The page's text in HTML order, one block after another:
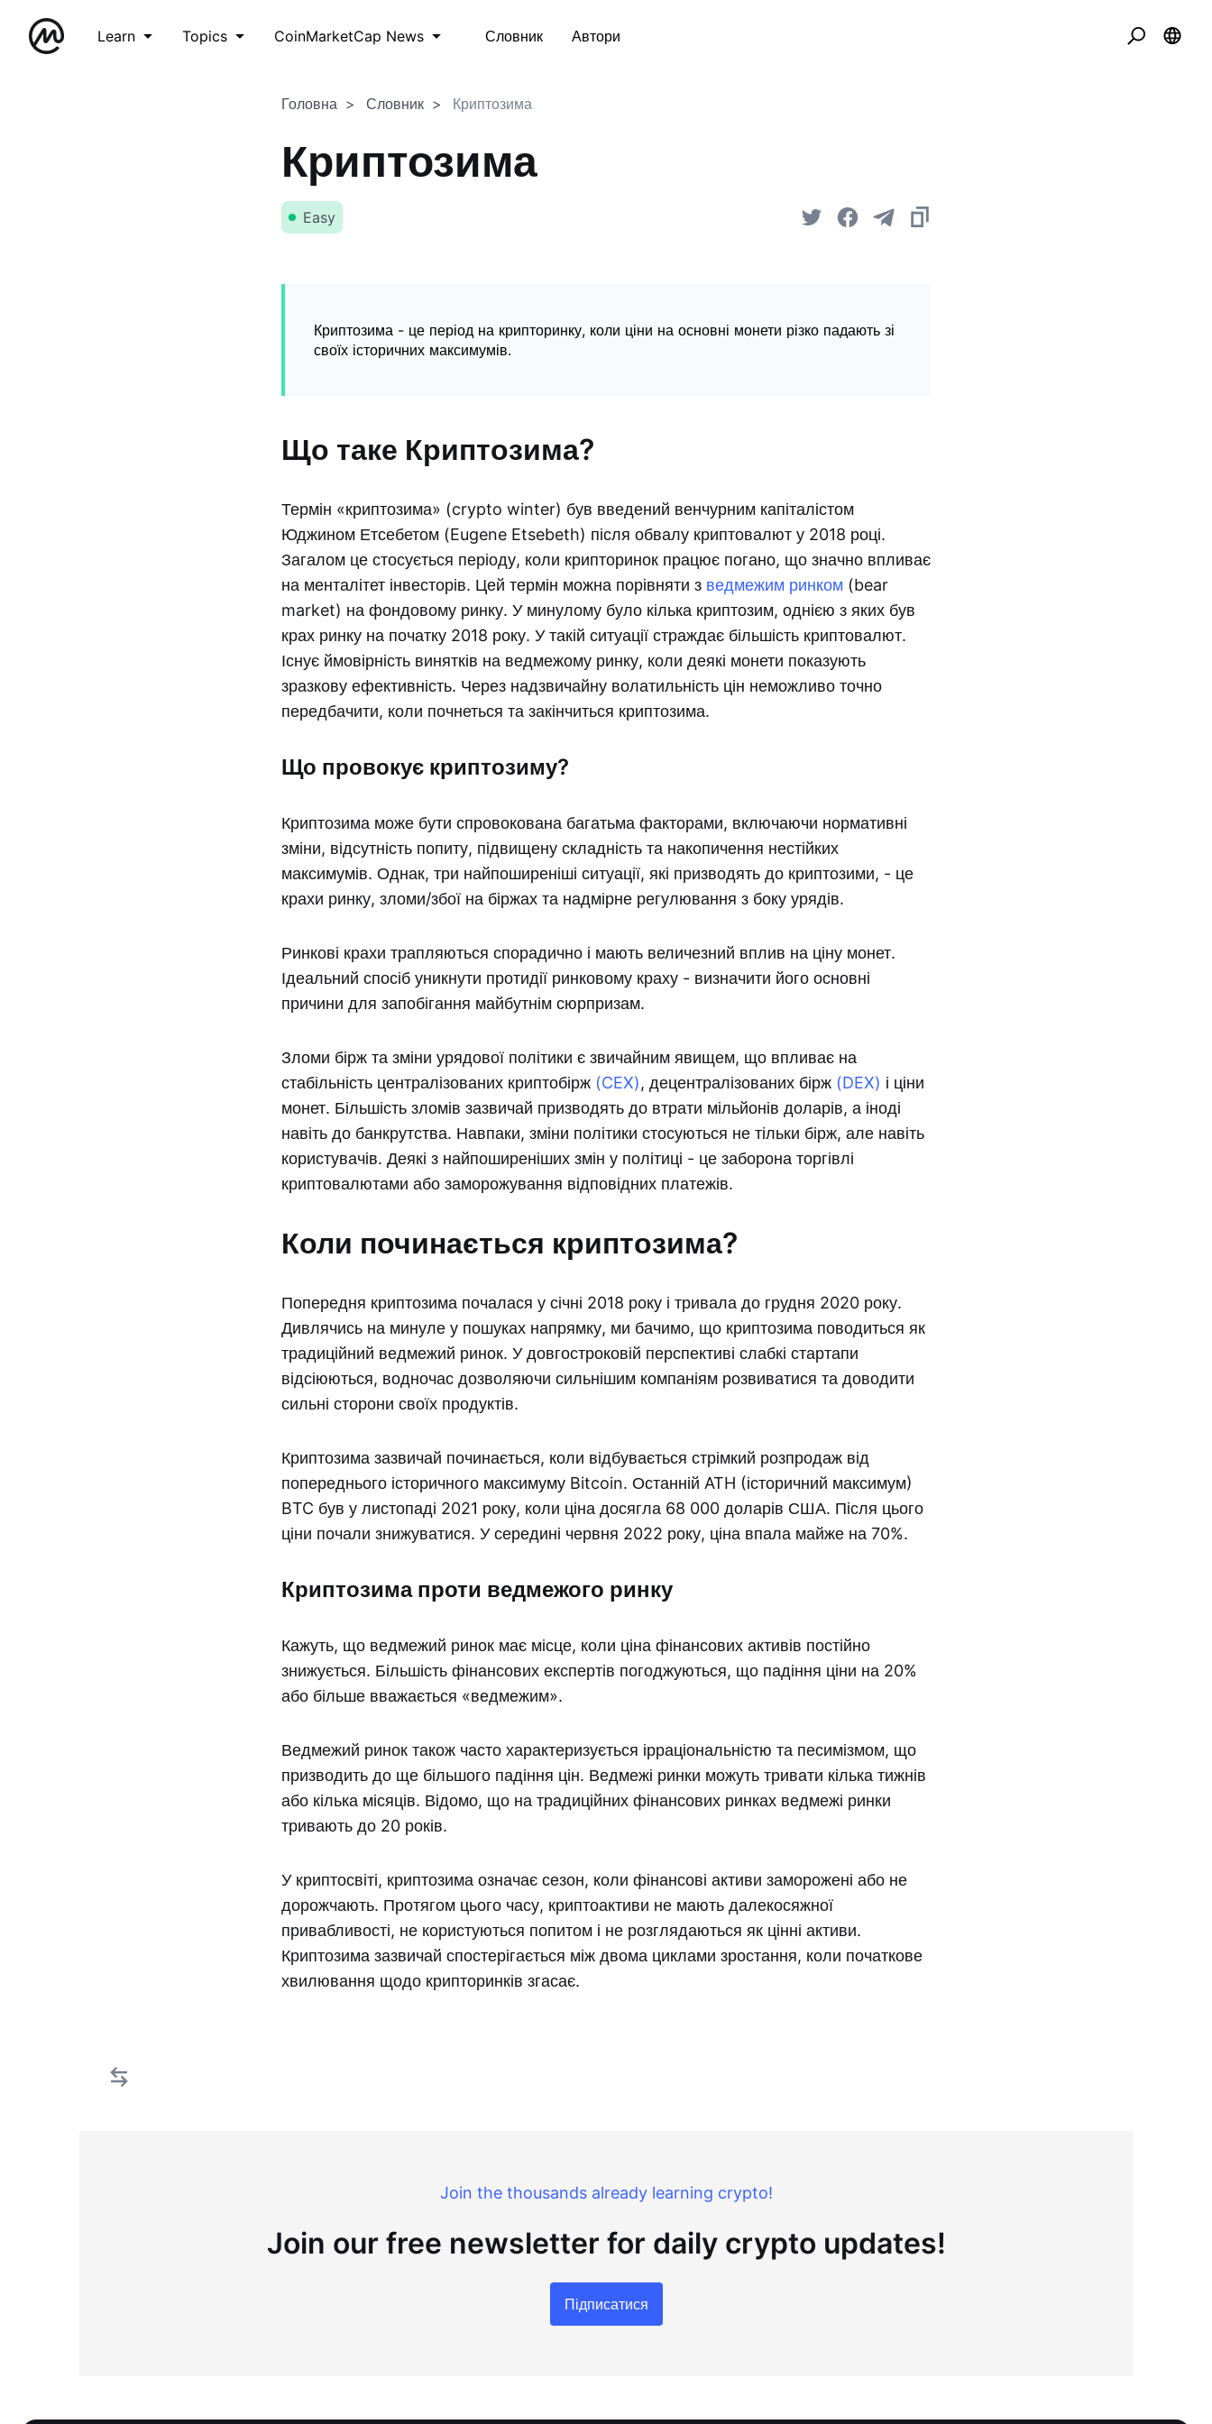
Learn Topics CoinMarketCap News Словник Автори
Головна Словник Криптозима
Криптозима
Easy
Криптозима - це період на крипторинку, коли ціни на основні монети різко падають зі
своїх історичних максимумів.
Що таке Криптозима?
Термін «криптозима» (crypto winter) був введений венчурним капіталістом
Юджином Етсебетом (Eugene Etsebeth) після обвалу криптовалют у 2018 році.
Загалом це стосується періоду, коли крипторинок працює погано, що значно впливає
на менталітет інвесторів. Цей термін можна порівняти з ведмежим ринком (bear
market) на фондовому ринку. У минулому було кілька криптозим, однією з яких був
крах ринку на початку 2018 року. У такій ситуації страждає більшість криптовалют.
Існує ймовірність винятків на ведмежому ринку, коли деякі монети показують
зразкову ефективність. Через надзвичайну волатильність цін неможливо точно
передбачити, коли почнеться та закінчиться криптозима.
Що провокує криптозиму?
Криптозима може бути спровокована багатьма факторами, включаючи нормативні
зміни, відсутність попиту, підвищену складність та накопичення нестійких
максимумів. Однак, три найпоширеніші ситуації, які призводять до криптозими, - це
крахи ринку, зломи/збої на біржах та надмірне регулювання з боку урядів.
Ринкові крахи трапляються спорадично і мають величезний вплив на ціну монет.
Ідеальний спосіб уникнути протидії ринковому краху - визначити його основні
причини для запобігання майбутнім сюрпризам.
Зломи бірж та зміни урядової політики є звичайним явищем, що впливає на
стабільність централізованих криптобірж (CEX), децентралізованих бірж (DEX) і ціни
монет. Більшість зломів зазвичай призводять до втрати мільйонів доларів, а іноді
навіть до банкрутства. Навпаки, зміни політики стосуються не тільки бірж, але навіть
користувачів. Деякі з найпоширеніших змін у політиці - це заборона торгівлі
криптовалютами або заморожування відповідних платежів.
Коли починається криптозима?
Попередня криптозима почалася у січні 2018 року і тривала до грудня 2020 року.
Дивлячись на минуле у пошуках напрямку, ми бачимо, що криптозима поводиться як
традиційний ведмежий ринок. У довгостроковій перспективі слабкі стартапи
відсіюються, водночас дозволяючи сильнішим компаніям розвиватися та доводити
сильні сторони своїх продуктів.
Криптозима зазвичай починається, коли відбувається стрімкий розпродаж від
попереднього історичного максимуму Bitcoin. Останній ATH (історичний максимум)
BTC був у листопаді 2021 року, коли ціна досягла 68 000 доларів США. Після цього
ціни почали знижуватися. У середині червня 2022 року, ціна впала майже на 70%.
Криптозима проти ведмежого ринку
Кажуть, що ведмежий ринок має місце, коли ціна фінансових активів постійно
знижується. Більшість фінансових експертів погоджуються, що падіння ціни на 20%
або більше вважається «ведмежим».
Ведмежий ринок також часто характеризується ірраціональністю та песимізмом, що
призводить до ще більшого падіння цін. Ведмежі ринки можуть тривати кілька тижнів
або кілька місяців. Відомо, що на традиційних фінансових ринках ведмежі ринки
тривають до 20 років.
У криптосвіті, криптозима означає сезон, коли фінансові активи заморожені або не
дорожчають. Протягом цього часу, криптоактиви не мають далекосяжної
привабливості, не користуються попитом і не розглядаються як цінні активи.
Криптозима зазвичай спостерігається між двома циклами зростання, коли початкове
хвилювання щодо крипторинків згасає.
Join the thousands already learning crypto!
Join our free newsletter for daily crypto updates!
Підписатися